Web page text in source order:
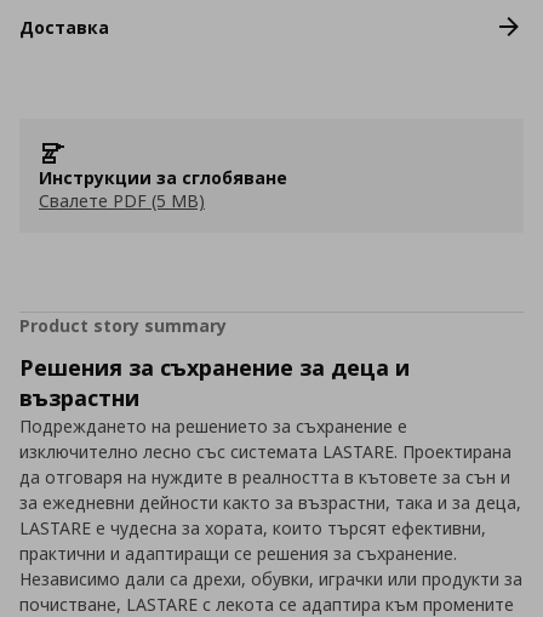
Доставка
Инструкции за сглобяване
Свалете PDF (5 MB)
Product story summary
Решения за съхранение за деца и
възрастни
Подреждането на решението за съхранение е
изключително лесно със системата LASTARE. Проектирана
да отговаря на нуждите в реалността в кътовете за сън и
за ежедневни дейности както за възрастни, така и за деца,
LASTARE е чудесна за хората, които търсят ефективни,
практични и адаптиращи се решения за съхранение.
Независимо дали са дрехи, обувки, играчки или продукти за
почистване, LASTARE с лекота се адаптира към промените